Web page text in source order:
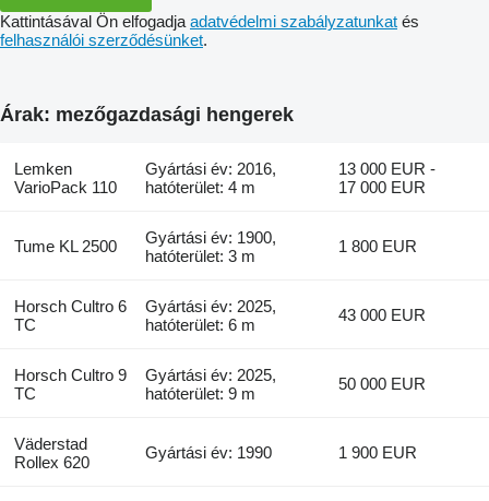
Kattintásával Ön elfogadja adatvédelmi szabályzatunkat és
felhasználói szerződésünket.
Árak: mezőgazdasági hengerek
Lemken
VarioPack 110
Gyártási év: 2016,
hatóterület: 4 m
13 000 EUR -
17 000 EUR
Tume KL 2500
Gyártási év: 1900,
hatóterület: 3 m
1 800 EUR
Horsch Cultro 6
TC
Gyártási év: 2025,
hatóterület: 6 m
43 000 EUR
Horsch Cultro 9
TC
Gyártási év: 2025,
hatóterület: 9 m
50 000 EUR
Väderstad
Rollex 620
Gyártási év: 1990 1 900 EUR